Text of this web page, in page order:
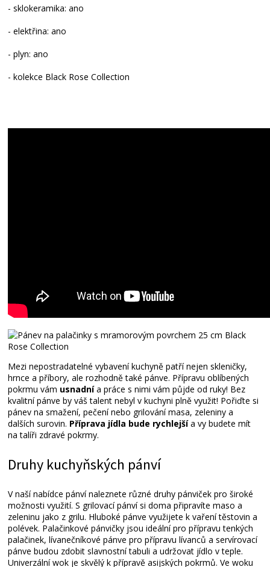
- sklokeramika: ano
- elektřina: ano
- plyn: ano
- kolekce Black Rose Collection
Mezi nepostradatelné vybavení kuchyně patří nejen skleničky,
hrnce a příbory, ale rozhodně také pánve. Přípravu oblíbených
pokrmu vám usnadnía práce s nimi vám půjde od ruky! Bez
kvalitní pánve by váš talent nebyl v kuchyni plně využit! Pořiďte si
pánev na smažení, pečení nebo grilování masa, zeleniny a
dalších surovin. Příprava jídla bude rychlejšía vy budete mít
na talíři zdravé pokrmy.
Druhy kuchyňských pánví
V naší nabídce pánví naleznete různé druhy pánviček pro široké
možnosti využití. S grilovací pánví si doma připravíte maso a
zeleninu jako z grilu. Hluboké pánve využijete k vaření těstovin a
polévek. Palačinkové pánvičky jsou ideální pro přípravu tenkých
palačinek, lívanečníkové pánve pro přípravu lívanců a servírovací
pánve budou zdobit slavnostní tabuli a udržovat jídlo v teple.
Univerzální wok je skvělý k přípravě asijských pokrmů. Ve woku